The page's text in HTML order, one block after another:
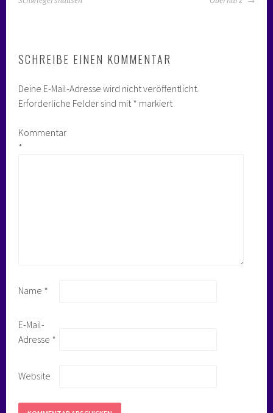
SCHREIBE EINEN KOMMENTAR
Deine E-Mail-Adresse wird nicht veröffentlicht.
Erforderliche Felder sind mit* markiert
Kommentar
*
Name *
E-Mail-
Adresse *
Website